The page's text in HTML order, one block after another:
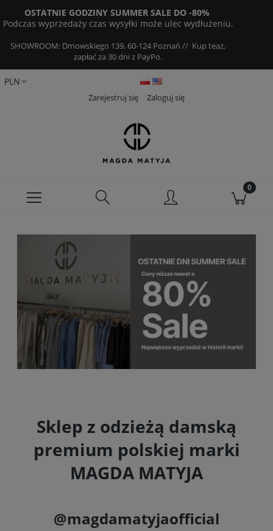
OSTATNIE GODZINY SUMMER SALE DO -80%
Podczas wyprzedaży czas wysyłki może ulec wydłużeniu.
SHOWROOM: Dmowskiego 139, 60-124 Poznań // Kup teaz,
zapłać za 30 dni z PayPo.
Zarejestruj się Zaloguj się
Sklep z odzieżą damską
premium polskiej marki
MAGDA MATYJA
@magdamatyjaofficial